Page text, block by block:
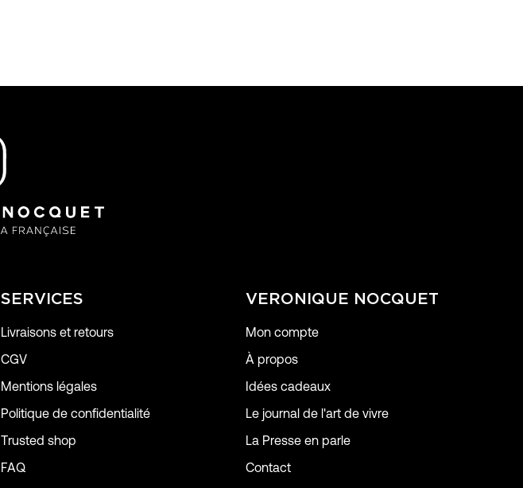
SERVICES
Livraisons et retours
CGV
Mentions légales
Politique de confidentialité
Trusted shop
FAQ
VERONIQUE NOCQUET
Mon compte
À propos
Idées cadeaux
Le journal de l'art de vivre
La Presse en parle
Contact